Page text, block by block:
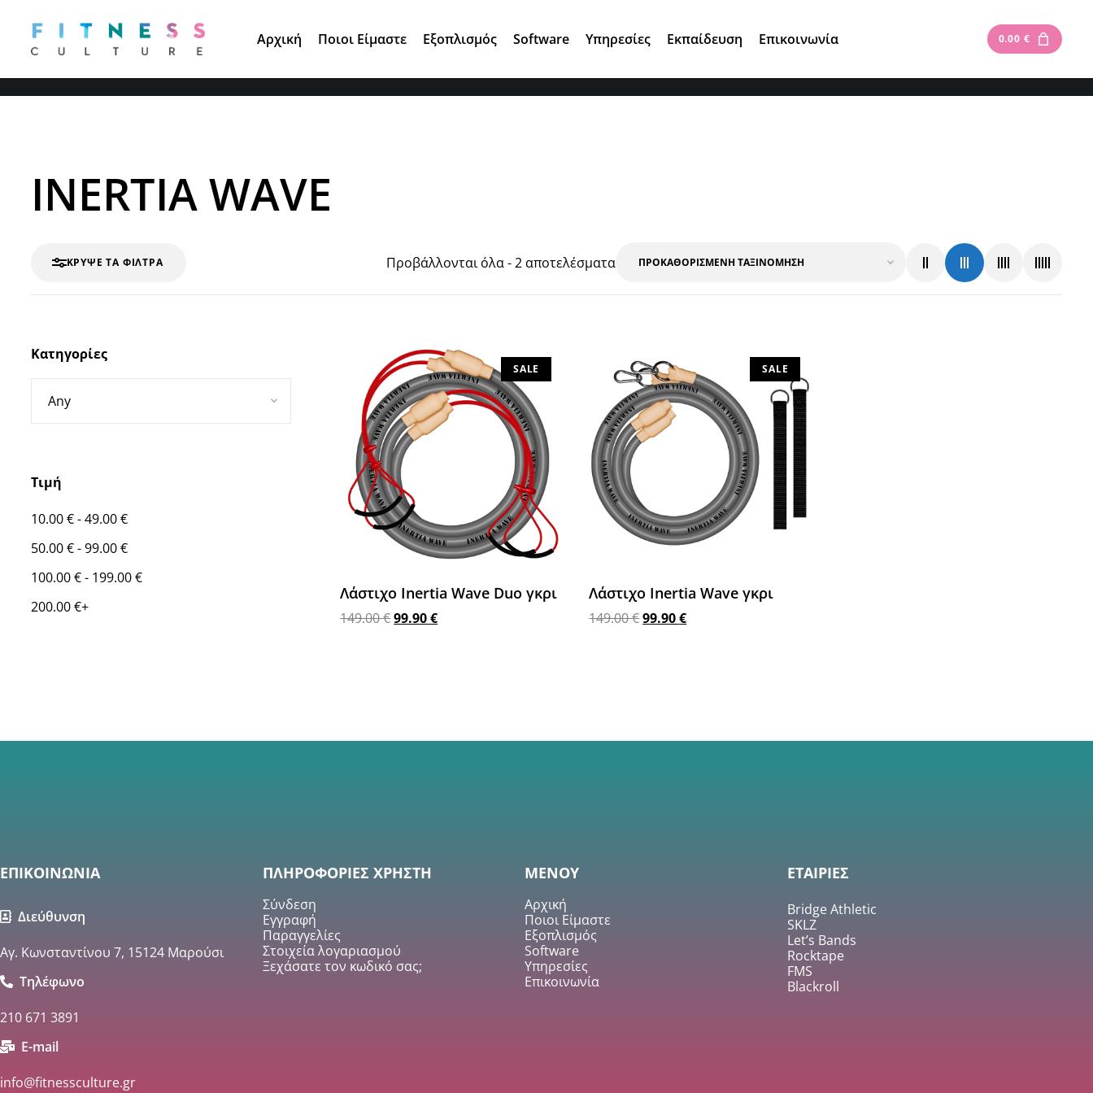
Τηλ. Παραγγελίες: 210 671 3891
Αρχική Ποιοι Είμαστε Εξοπλισμός Software Υπηρεσίες Εκπαίδευση Επικοινωνία 0.00 €
INERTIA WAVE
ΚΡΎΨΕ ΤΑ ΦΊΛΤΡΑ Προβάλλονται όλα - 2 αποτελέσματα
Κατηγορίες
Τιμή
10.00€-49.00€
50.00€-99.00€
100.00€- 199.00€
200.00€+
SALE
Λάστιχο Inertia Wave Duo γκρι
149.00€99.90€
SALE
Λάστιχο Inertia Wave γκρι
149.00€99.90€
ΕΠΙΚΟΙΝΩΝΙΑ
Διεύθυνση
Αγ. Κωνσταντίνου 7, 15124 Μαρούσι
Τηλέφωνο
210 671 3891
E-mail
info@fitnessculture.gr
ΠΛΗΡΟΦΟΡΙΕΣ ΧΡΗΣΤΗ
Σύνδεση
Εγγραφή
Παραγγελίες
Στοιχεία λογαριασμού
Ξεχάσατε τον κωδικό σας;
ΜΕΝΟΥ
Αρχική
Ποιοι Είμαστε
Εξοπλισμός
Software
Υπηρεσίες
Επικοινωνία
ΕΤΑΙΡΙΕΣ
Bridge Athletic
SKLZ
Let’s Bands
Rocktape
FMS
Blackroll